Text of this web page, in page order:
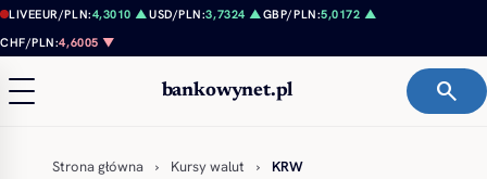
Przejdź do treści
LIVEEUR/PLN:4,3010 ▲USD/PLN:3,7324 ▲GBP/PLN:5,0172 ▲
CHF/PLN:4,6005 ▼
bankowynet.pl search
Strona główna › Kursy walut › KRW